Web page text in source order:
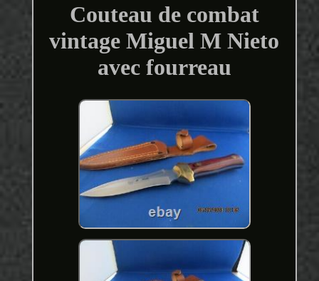
Couteau de combat
vintage Miguel M Nieto
avec fourreau